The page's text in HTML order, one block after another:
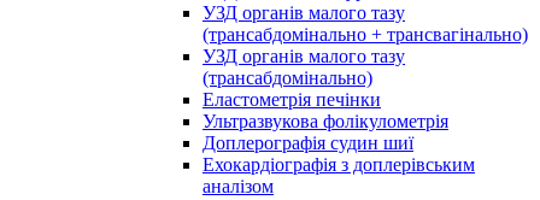
УЗД органів малого тазу
(трансабдомінально + трансвагінально)
УЗД органів малого тазу
(трансабдомінально)
Еластометрія печінки
Ультразвукова фолікулометрія
Доплерографія судин шиї
Ехокардіографія з доплерівським
аналізом